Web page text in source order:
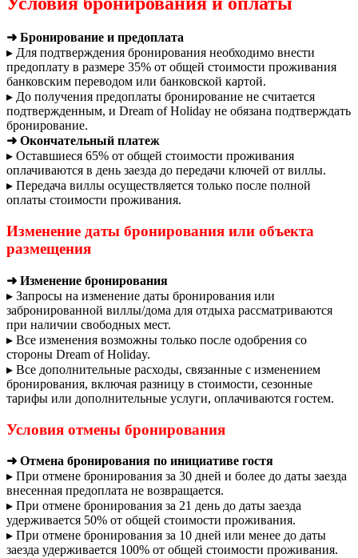
➜ Бронирование и предоплата
▸ Для подтверждения бронирования необходимо внести
предоплату в размере 35% от общей стоимости проживания
банковским переводом или банковской картой.
▸ До получения предоплаты бронирование не считается
подтвержденным, и Dream of Holiday не обязана подтверждать
бронирование.
➜ Окончательный платеж
▸ Оставшиеся 65% от общей стоимости проживания
оплачиваются в день заезда до передачи ключей от виллы.
▸ Передача виллы осуществляется только после полной
оплаты стоимости проживания.
Изменение даты бронирования или объекта
размещения
➜ Изменение бронирования
▸ Запросы на изменение даты бронирования или
забронированной виллы/дома для отдыха рассматриваются
при наличии свободных мест.
▸ Все изменения возможны только после одобрения со
стороны Dream of Holiday.
▸ Все дополнительные расходы, связанные с изменением
бронирования, включая разницу в стоимости, сезонные
тарифы или дополнительные услуги, оплачиваются гостем.
Условия отмены бронирования
➜ Отмена бронирования по инициативе гостя
▸ При отмене бронирования за 30 дней и более до даты заезда
внесенная предоплата не возвращается.
▸ При отмене бронирования за 21 день до даты заезда
удерживается 50% от общей стоимости проживания.
▸ При отмене бронирования за 10 дней или менее до даты
заезда удерживается 100% от общей стоимости проживания.